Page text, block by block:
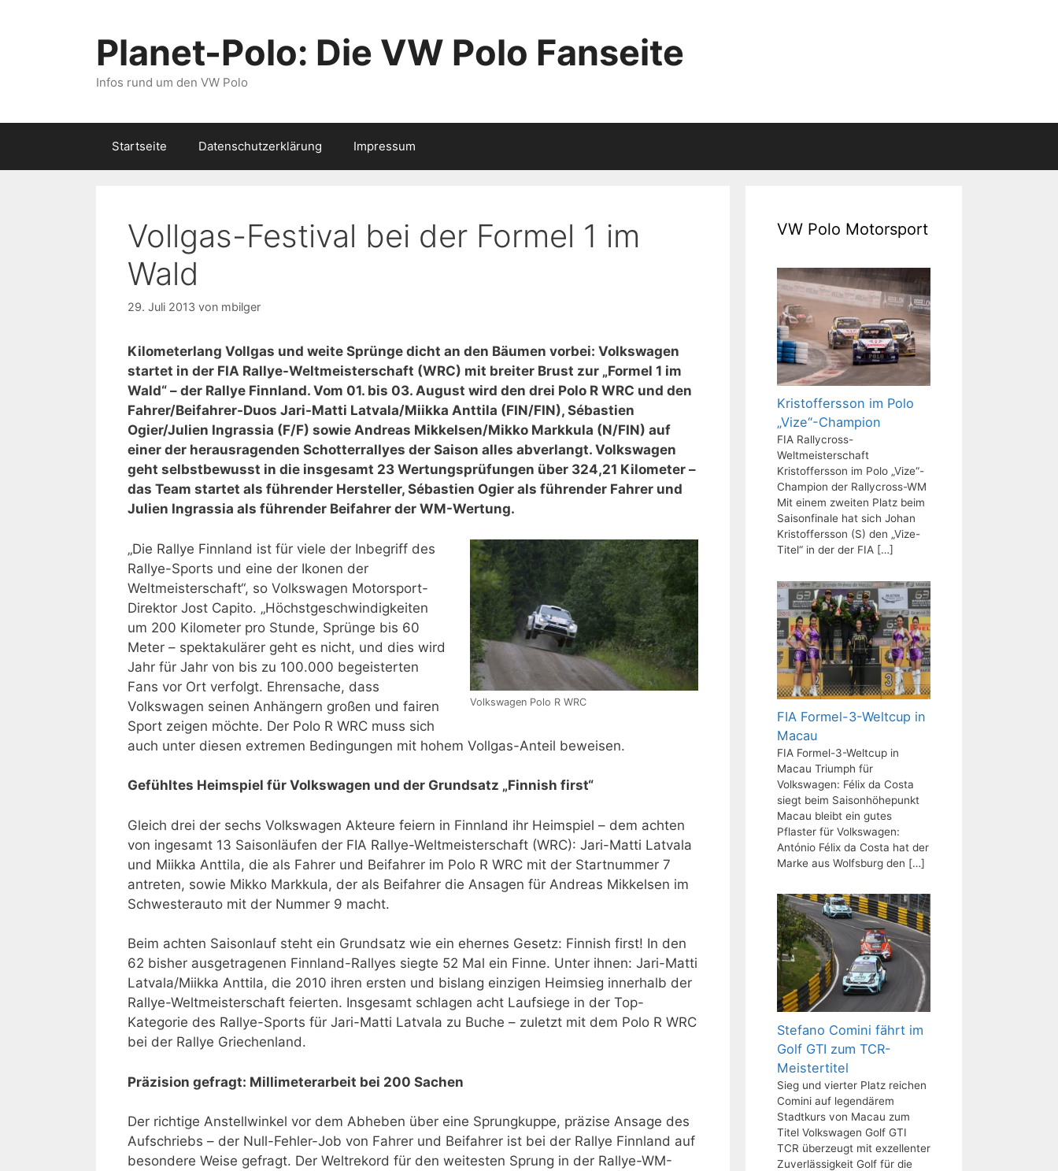
Planet-Polo: Die VW Polo Fanseite
Infos rund um den VW Polo
Startseite Datenschutzerklärung Impressum
Vollgas-Festival bei der Formel 1 im
Wald
29. Juli 2013 von mbilger
Kilometerlang Vollgas und weite Sprünge dicht an den Bäumen vorbei: Volkswagen
startet in der FIA Rallye-Weltmeisterschaft (WRC) mit breiter Brust zur „Formel 1 im
Wald“ – der Rallye Finnland. Vom 01. bis 03. August wird den drei Polo R WRC und den
Fahrer/Beifahrer-Duos Jari-Matti Latvala/Miikka Anttila (FIN/FIN), Sébastien
Ogier/Julien Ingrassia (F/F) sowie Andreas Mikkelsen/Mikko Markkula (N/FIN) auf
einer der herausragenden Schotterrallyes der Saison alles abverlangt. Volkswagen
geht selbstbewusst in die insgesamt 23 Wertungsprüfungen über 324,21 Kilometer –
das Team startet als führender Hersteller, Sébastien Ogier als führender Fahrer und
Julien Ingrassia als führender Beifahrer der WM-Wertung.
Volkswagen Polo R WRC
„Die Rallye Finnland ist für viele der Inbegriff des
Rallye-Sports und eine der Ikonen der
Weltmeisterschaft“, so Volkswagen Motorsport-
Direktor Jost Capito. „Höchstgeschwindigkeiten
um 200 Kilometer pro Stunde, Sprünge bis 60
Meter – spektakulärer geht es nicht, und dies wird
Jahr für Jahr von bis zu 100.000 begeisterten
Fans vor Ort verfolgt. Ehrensache, dass
Volkswagen seinen Anhängern großen und fairen
Sport zeigen möchte. Der Polo R WRC muss sich
auch unter diesen extremen Bedingungen mit hohem Vollgas-Anteil beweisen.
Gefühltes Heimspiel für Volkswagen und der Grundsatz „Finnish first“
Gleich drei der sechs Volkswagen Akteure feiern in Finnland ihr Heimspiel – dem achten
von ingesamt 13 Saisonläufen der FIA Rallye-Weltmeisterschaft (WRC): Jari-Matti Latvala
und Miikka Anttila, die als Fahrer und Beifahrer im Polo R WRC mit der Startnummer 7
antreten, sowie Mikko Markkula, der als Beifahrer die Ansagen für Andreas Mikkelsen im
Schwesterauto mit der Nummer 9 macht.
Beim achten Saisonlauf steht ein Grundsatz wie ein ehernes Gesetz: Finnish first! In den
62 bisher ausgetragenen Finnland-Rallyes siegte 52 Mal ein Finne. Unter ihnen: Jari-Matti
Latvala/Miikka Anttila, die 2010 ihren ersten und bislang einzigen Heimsieg innerhalb der
Rallye-Weltmeisterschaft feierten. Insgesamt schlagen acht Laufsiege in der Top-
Kategorie des Rallye-Sports für Jari-Matti Latvala zu Buche – zuletzt mit dem Polo R WRC
bei der Rallye Griechenland.
Präzision gefragt: Millimeterarbeit bei 200 Sachen
Der richtige Anstellwinkel vor dem Abheben über eine Sprungkuppe, präzise Ansage des
Aufschriebs – der Null-Fehler-Job von Fahrer und Beifahrer ist bei der Rallye Finnland auf
besondere Weise gefragt. Der Weltrekord für den weitesten Sprung in der Rallye-WM-
VW Polo Motorsport
Kristoffersson im Polo
„Vize“-Champion
FIA Rallycross-
Weltmeisterschaft
Kristoffersson im Polo „Vize“-
Champion der Rallycross-WM
Mit einem zweiten Platz beim
Saisonfinale hat sich Johan
Kristoffersson (S) den „Vize-
Titel“ in der der FIA […]
FIA Formel-3-Weltcup in
Macau
FIA Formel-3-Weltcup in
Macau Triumph für
Volkswagen: Félix da Costa
siegt beim Saisonhöhepunkt
Macau bleibt ein gutes
Pflaster für Volkswagen:
António Félix da Costa hat der
Marke aus Wolfsburg den […]
Stefano Comini fährt im
Golf GTI zum TCR-
Meistertitel
Sieg und vierter Platz reichen
Comini auf legendärem
Stadtkurs von Macau zum
Titel Volkswagen Golf GTI
TCR überzeugt mit exzellenter
Zuverlässigkeit Golf für die